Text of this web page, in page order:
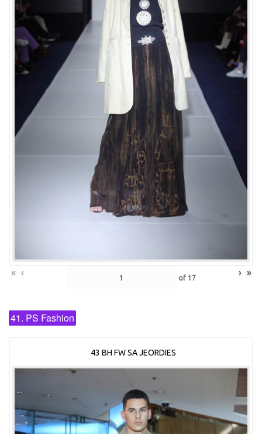
« ‹ of 17 › »
41. PS Fashion
43 BH FW SA JEORDIES